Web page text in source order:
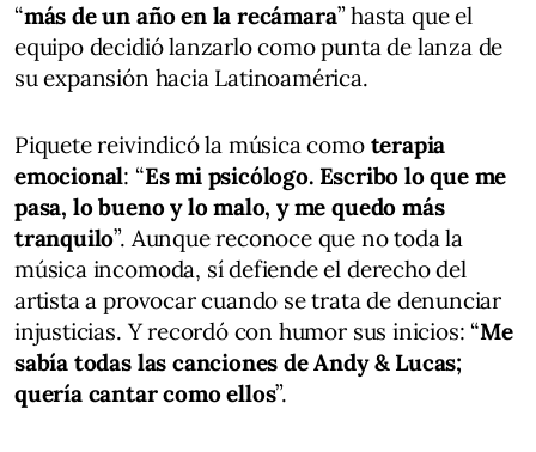
“más de un año en la recámara” hasta que el
equipo decidió lanzarlo como punta de lanza de
su expansión hacia Latinoamérica.
Piquete reivindicó la música como terapia
emocional: “Es mi psicólogo. Escribo lo que me
pasa, lo bueno y lo malo, y me quedo más
tranquilo”. Aunque reconoce que no toda la
música incomoda, sí defiende el derecho del
artista a provocar cuando se trata de denunciar
injusticias. Y recordó con humor sus inicios: “Me
sabía todas las canciones de Andy & Lucas;
quería cantar como ellos”.